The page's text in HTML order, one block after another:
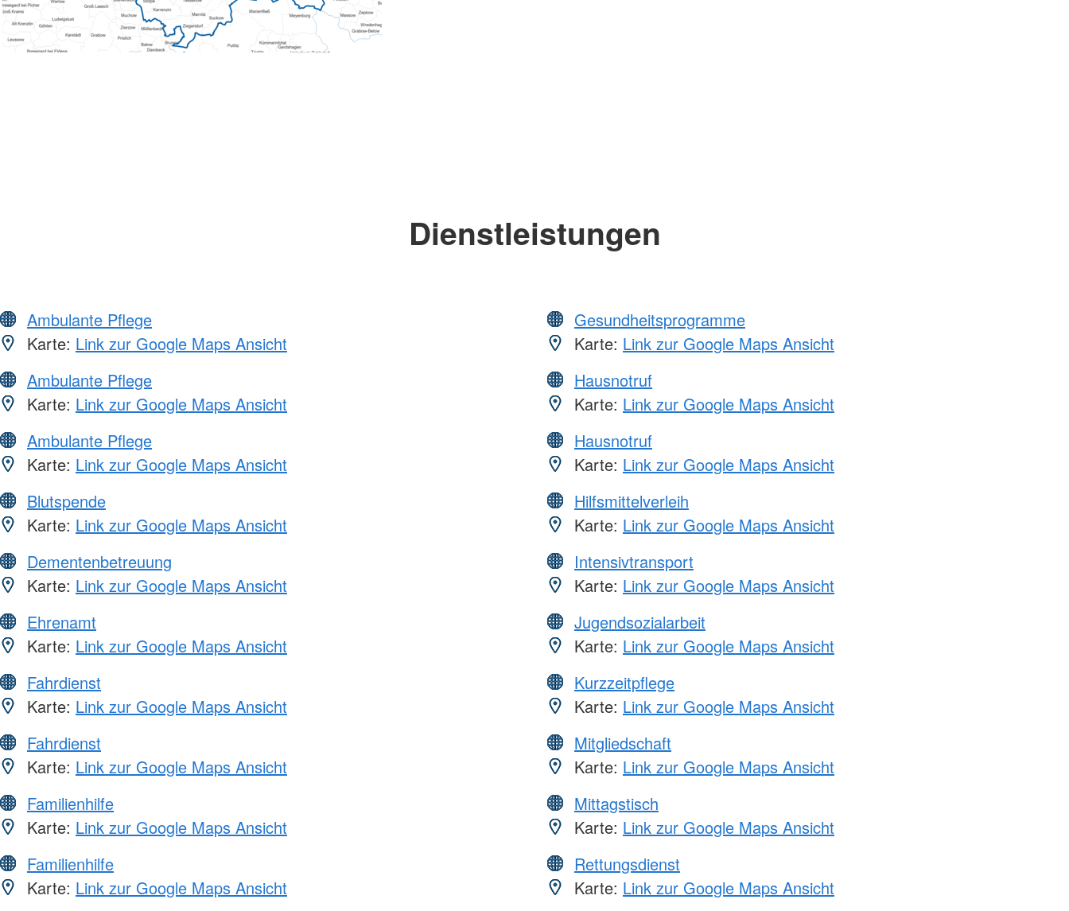
Dienstleistungen
Ambulante Pflege
Karte: Link zur Google Maps Ansicht
Ambulante Pflege
Karte: Link zur Google Maps Ansicht
Ambulante Pflege
Karte: Link zur Google Maps Ansicht
Blutspende
Karte: Link zur Google Maps Ansicht
Dementenbetreuung
Karte: Link zur Google Maps Ansicht
Ehrenamt
Karte: Link zur Google Maps Ansicht
Fahrdienst
Karte: Link zur Google Maps Ansicht
Fahrdienst
Karte: Link zur Google Maps Ansicht
Familienhilfe
Karte: Link zur Google Maps Ansicht
Familienhilfe
Karte: Link zur Google Maps Ansicht
Gesundheitsprogramme
Karte: Link zur Google Maps Ansicht
Hausnotruf
Karte: Link zur Google Maps Ansicht
Hausnotruf
Karte: Link zur Google Maps Ansicht
Hilfsmittelverleih
Karte: Link zur Google Maps Ansicht
Intensivtransport
Karte: Link zur Google Maps Ansicht
Jugendsozialarbeit
Karte: Link zur Google Maps Ansicht
Kurzzeitpflege
Karte: Link zur Google Maps Ansicht
Mitgliedschaft
Karte: Link zur Google Maps Ansicht
Mittagstisch
Karte: Link zur Google Maps Ansicht
Rettungsdienst
Karte: Link zur Google Maps Ansicht